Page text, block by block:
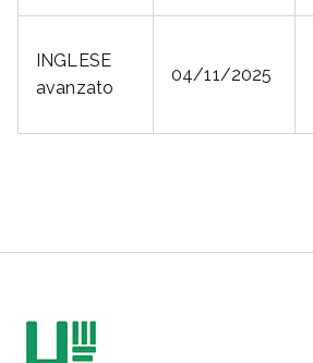
INGLESE
avanzato
04/11/2025